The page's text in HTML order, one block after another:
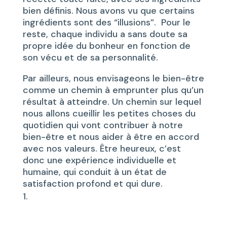
bien définis. Nous avons vu que certains
ingrédients sont des “illusions”. Pour le
reste, chaque individu a sans doute sa
propre idée du bonheur en fonction de
son vécu et de sa personnalité.
Par ailleurs, nous envisageons le bien-être
comme un chemin à emprunter plus qu’un
résultat à atteindre. Un chemin sur lequel
nous allons cueillir les petites choses du
quotidien qui vont contribuer à notre
bien-être et nous aider à être en accord
avec nos valeurs. Être heureux, c’est
donc une expérience individuelle et
humaine, qui conduit à un état de
satisfaction profond et qui dure.